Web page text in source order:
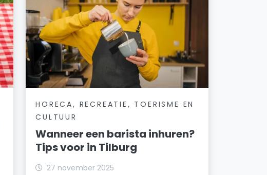
HORECA, RECREATIE, TOERISME EN
CULTUUR
Wanneer een barista inhuren?
Tips voor in Tilburg
27 november 2025